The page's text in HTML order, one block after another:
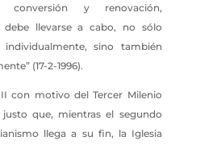
conversión y renovación,
debe llevarse a cabo, no sólo
sino también
(17-2-1996).
con motivo del Tercer Milenio
justo que, mientras el segundo
llega a su fin, la Iglesia